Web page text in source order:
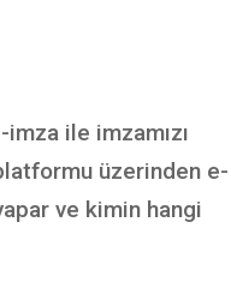
ile imzamızı
üzerinden e-
ve kimin hangi